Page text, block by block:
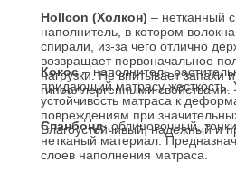
Hollcon (Холкон) – нетканный
наполнитель, в котором
спирали, из-за чего отлично
возвращает первоначальное
нагрузки. Не впитывает запахи
гипоаллергенными свойствами.
Кокос– наполнитель
придающий матрасу жесткость.
устойчивость матраса к
повреждениям при
Влагоустойчивый, надежный и
Спанбонд- облицовочный,
нетканый материал.
слоев наполнения матраса.